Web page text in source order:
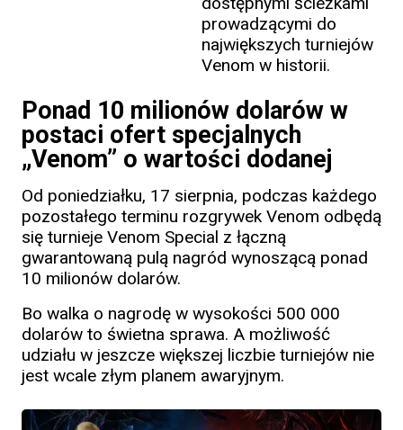
prowadzącymi do
największych turniejów
Venom w historii.
Ponad 10 milionów dolarów w
postaci ofert specjalnych
„Venom” o wartości dodanej
Od poniedziałku, 17 sierpnia, podczas każdego
pozostałego terminu rozgrywek Venom odbędą
się turnieje Venom Special z łączną
gwarantowaną pulą nagród wynoszącą ponad
10 milionów dolarów.
Bo walka o nagrodę w wysokości 500 000
dolarów to świetna sprawa. A możliwość
udziału w jeszcze większej liczbie turniejów nie
jest wcale złym planem awaryjnym.